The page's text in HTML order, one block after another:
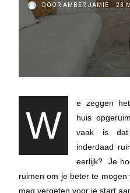
DOOR AMBER JAMIE 23
W
e zeggen
huis
vaak is
inderdaad
eerlijk? Je
ruimen om je beter te
mag vergeten voor je start